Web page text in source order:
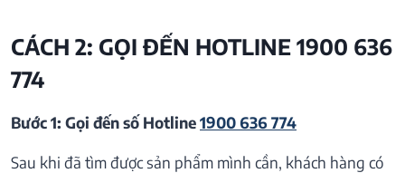
CÁCH 2: GỌI ĐẾN HOTLINE 1900 636
774
Bước 1: Gọi đến số Hotline1900 636 774
Sau khi đã tìm được sản phẩm mình cần, khách hàng có